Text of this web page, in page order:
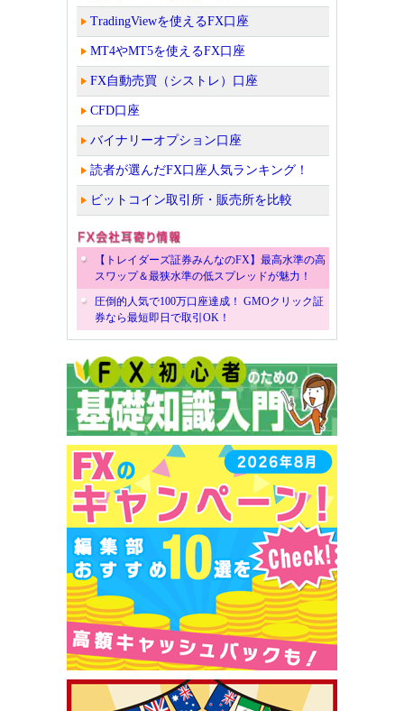
TradingViewを使えるFX口座
MT4やMT5を使えるFX口座
FX自動売買（シストレ）口座
CFD口座
バイナリーオプション口座
読者が選んだFX口座人気ランキング！
ビットコイン取引所・販売所を比較
【トレイダーズ証券みんなのFX】最高水準の高
スワップ＆最狭水準の低スプレッドが魅力！
圧倒的人気で100万口座達成！ GMOクリック証
券なら最短即日で取引OK！